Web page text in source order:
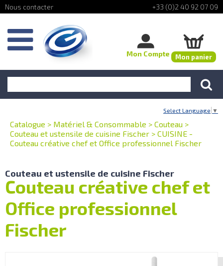
+33 (0)2 40 92 07 09
Mon Compte Mon panier
Select Language ▼
Catalogue > Matériel & Consommable > Couteau >
Couteau et ustensile de cuisine Fischer > CUISINE -
Couteau créative chef et Office professionnel Fischer
Couteau et ustensile de cuisine Fischer
Couteau créative chef et
Office professionnel
Fischer